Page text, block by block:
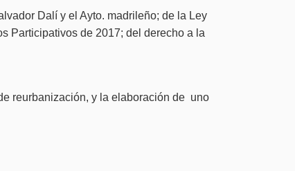
Dalí y el Ayto. madrileño; de la Ley
Participativos de 2017; del derecho a la
reurbanización, y la elaboración de uno